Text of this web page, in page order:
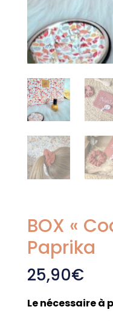
BOX «
Paprika
25,90€
Le nécessaire à